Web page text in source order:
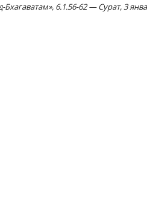
6.1.56-62 — Сурат, 3